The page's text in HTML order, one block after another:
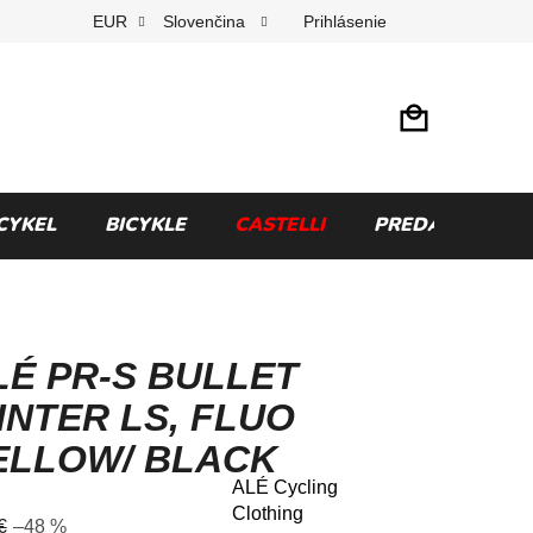
EUR Slovenčina Prihlásenie
BICYKLE CASTELLI PREDÁVANÉ
PR-S BULLET
LS, FLUO
BLACK
ALÉ Cycling
Clothing
–48 %